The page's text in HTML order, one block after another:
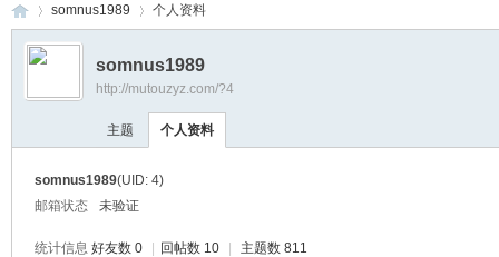
›
somnus1989 个人资料
somnus1989
http://mutouzyz.com/?4
主题 个人资料
somnus1989(UID: 4)
邮箱状态
未验证
统计信息 好友数 0 回帖数 10 主题数 811